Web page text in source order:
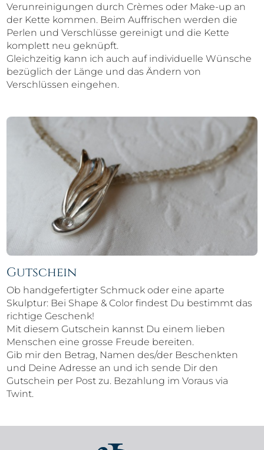
Verunreinigungen durch Crèmes oder Make-up an
der Kette kommen. Beim Auffrischen werden die
Perlen und Verschlüsse gereinigt und die Kette
komplett neu geknüpft.
Gleichzeitig kann ich auch auf individuelle Wünsche
bezüglich der Länge und das Ändern von
Verschlüssen eingehen.
Gutschein
Ob handgefertigter Schmuck oder eine aparte
Skulptur: Bei Shape & Color findest Du bestimmt das
richtige Geschenk!
Mit diesem Gutschein kannst Du einem lieben
Menschen eine grosse Freude bereiten.
Gib mir den Betrag, Namen des/der Beschenkten
und Deine Adresse an und ich sende Dir den
Gutschein per Post zu. Bezahlung im Voraus via
Twint.